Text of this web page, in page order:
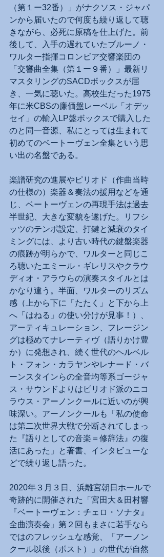
（第１ー32番）」がナクソス・ジャパ
ンから届いたので何度も繰り返して聴
きながら、必死に原稿を仕上げた。前
後して、入手の遅れていたブルーノ・
ワルター指揮コロンビア交響楽団の
「交響曲全集（第１ー９番）」最新リ
マスタリングのSACDボックスが届
き、一気に聴いた。高校生だった1975
年に米CBSの廉価盤レーベル「オデッ
セイ」の輸入LP盤ボックスで購入した
のと同一音源、私にとっては生まれて
初めてのベートーヴェン全集という思
い出の名盤である。
楽譜研究の進展やピリオド（作曲当時
の仕様の）楽器＆奏法の援用などを通
じ、ベートーヴェンの再現手法は過去
半世紀、大きな変貌を遂げた。リフシ
ッツのテンポ設定、打鍵と減衰のタイ
ミングには、より古い時代の鍵盤楽器
の痕跡が明らかで、ワルターと同じこ
ろ聴いたエミール・ギレリスやクラウ
ディオ・アラウらの演奏スタイルとは
かなり違う。半面、ワルターのリズム
感（上から下に「たたく」と下から上
へ「はねる」の使い分けが見事！）、
アーティキュレーション、フレージン
グは極めてナレーティヴ（語りかけ豊
か）に発想され、続く世代のヘルベル
ト・フォン・カラヤンやレナード・バ
ーンスタインらの全音均等系ゴージャ
ス・サウンドよりはピリオド派のニコ
ラウス・アーノンクールに近いのが興
味深い。アーノンクールも「私の使命
は第二次世界大戦で分断されてしまっ
た『語りとしての音楽＝修辞法』の復
活にあった」と著書、インタビューな
どで繰り返し語った。
2020年３月３日、浜離宮朝日ホールで
奇跡的に開催された「宮田大＆田村響
『ベートーヴェン：チェロ・ソナタ』
全曲演奏会」第２回もまさに若手なら
ではのフレッシュな感覚、「アーノン
クール以後（ポスト）」の世代が自然